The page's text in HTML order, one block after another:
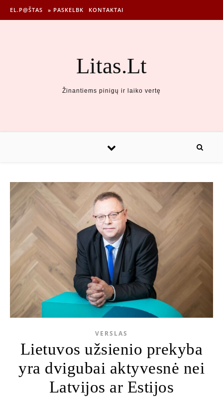
EL.P@ŠTAS » PASKELBK KONTAKTAI
Litas.Lt
Žinantiems pinigų ir laiko vertę
VERSLAS
Lietuvos užsienio prekyba
yra dvigubai aktyvesnė nei
Latvijos ar Estijos